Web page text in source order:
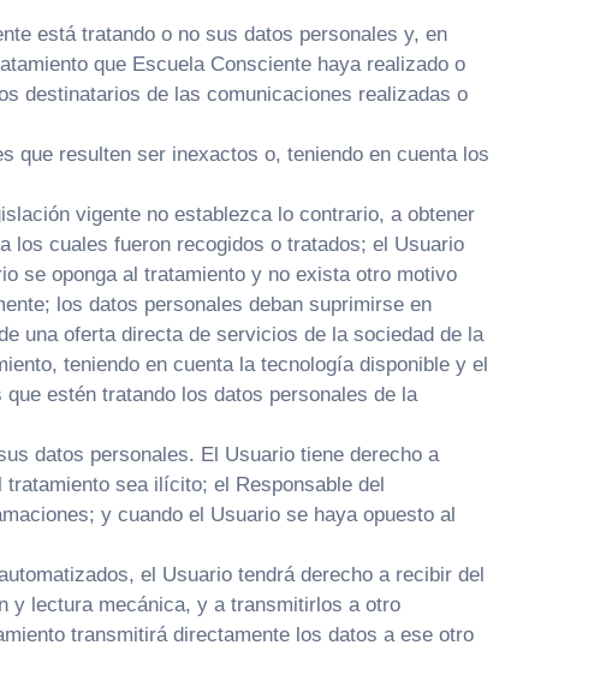
está tratando o no sus datos personales y, en
que Escuela Consciente haya realizado o
destinatarios de las comunicaciones realizadas o
que resulten ser inexactos o, teniendo en cuenta los
vigente no establezca lo contrario, a obtener
los cuales fueron recogidos o tratados; el Usuario
se oponga al tratamiento y no exista otro motivo
los datos personales deban suprimirse en
una oferta directa de servicios de la sociedad de la
teniendo en cuenta la tecnología disponible y el
estén tratando los datos personales de la
datos personales. El Usuario tiene derecho a
sea ilícito; el Responsable del
y cuando el Usuario se haya opuesto al
el Usuario tendrá derecho a recibir del
y lectura mecánica, y a transmitirlos a otro
transmitirá directamente los datos a ese otro